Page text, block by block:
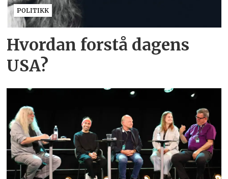
POLITIKK
Hvordan forstå dagens
USA?